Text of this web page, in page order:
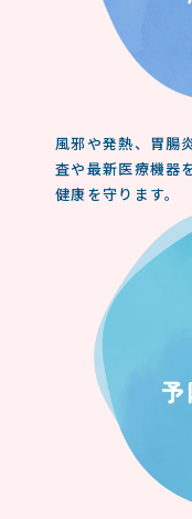
風邪や発熱、胃腸
査や最新医療機器
健康を守ります。